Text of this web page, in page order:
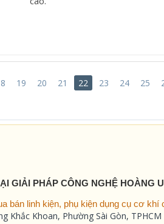
19 20 21 22 23 24 25
GIẢI PHÁP CÔNG NGHỆ HOÀNG
bán linh kiện, phụ kiện dụng cụ cơ
Khắc Khoan, Phường Sài Gòn, TPHCM